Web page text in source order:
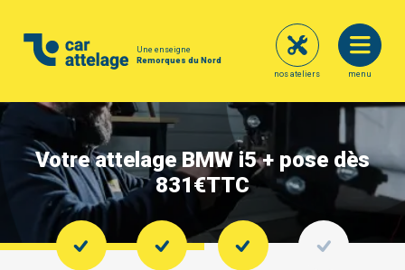
Une enseigne
Remorques du Nord
menu
nos ateliers
Votre attelage BMW i5 + pose dès
831€TTC